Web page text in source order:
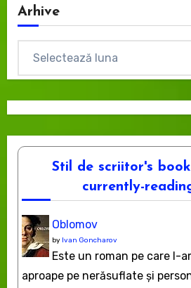
Arhive
Stil de scriitor's
currently-
Oblomov
by Ivan Goncharov
Este un roman pe care l-
aproape pe nerăsuflate şi